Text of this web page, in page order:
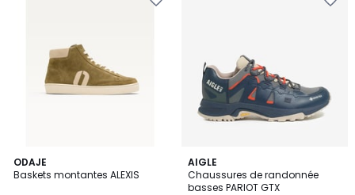
ODAJE
Baskets montantes ALEXIS
AIGLE
Chaussures de randonnée
basses PARIOT GTX